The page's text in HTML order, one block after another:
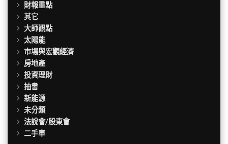
財報重點
其它
大師觀點
太陽能
市場與宏觀經濟
房地產
投資理財
抽書
新能源
未分類
法說會/股東會
二手車